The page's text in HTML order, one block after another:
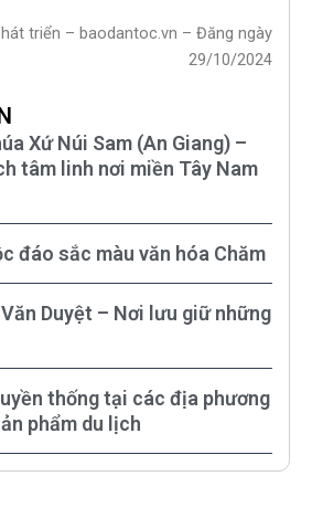
triển – baodantoc.vn – Đăng ngày
29/10/2024
Xứ Núi Sam (An Giang) –
tâm linh nơi miền Tây Nam
đáo sắc màu văn hóa Chăm
Duyệt – Nơi lưu giữ những
thống tại các địa phương
phẩm du lịch